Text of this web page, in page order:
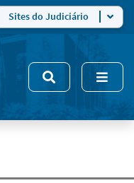
Sites do Judiciário